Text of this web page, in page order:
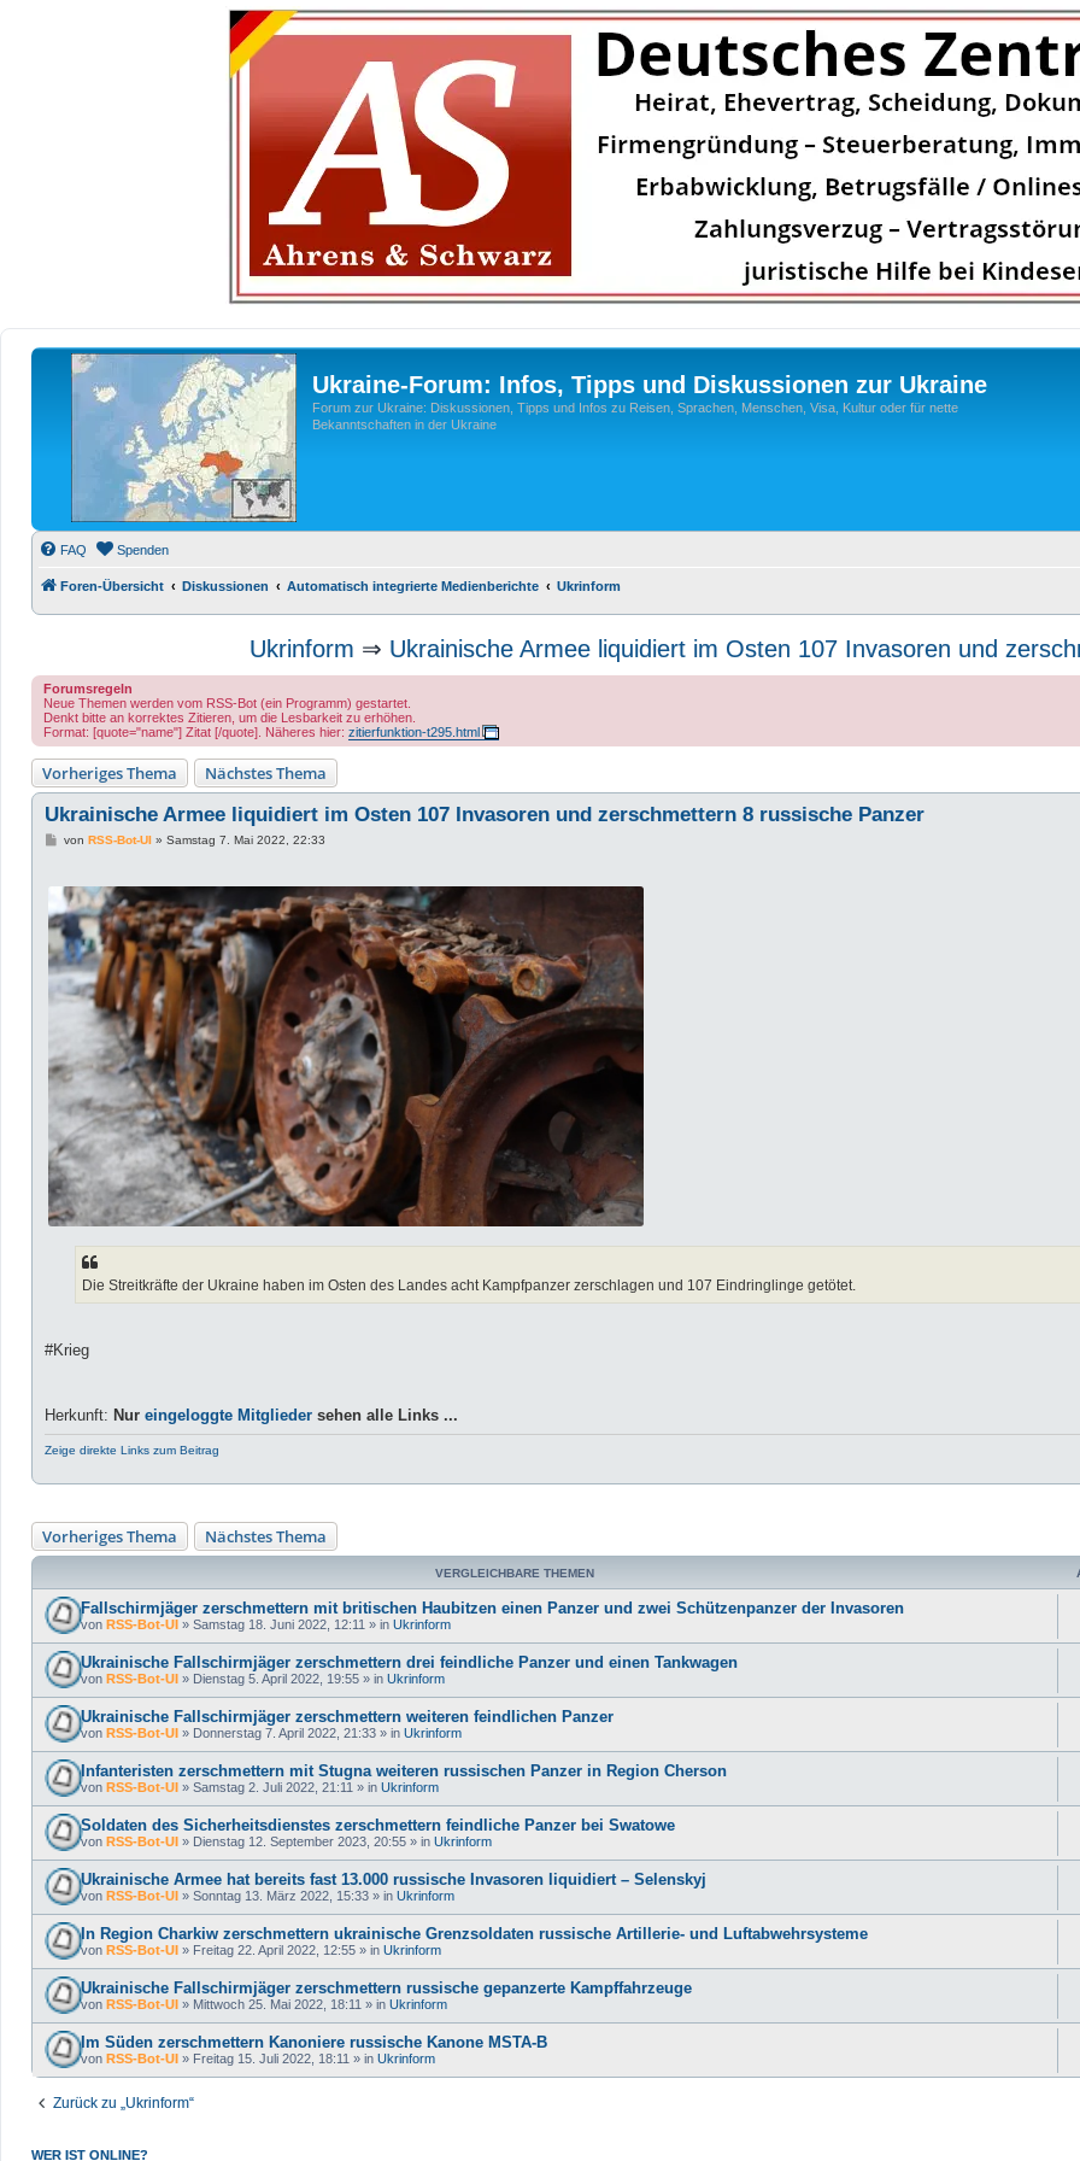
Ukraine-Forum: Infos, Tipps und Diskussionen zur Ukraine
Forum zur Ukraine: Diskussionen, Tipps und Infos zu Reisen, Sprachen, Menschen, Visa, Kultur oder für nette
Bekanntschaften in der Ukraine
FAQ Spenden
Foren-Übersicht Diskussionen Automatisch integrierte Medienberichte Ukrinform
Ukrinform ⇒ Ukrainische Armee liquidiert im Osten 107 Invasoren und
Forumsregeln
Neue Themen werden vom RSS-Bot (ein Programm) gestartet.
Denkt bitte an korrektes Zitieren, um die Lesbarkeit zu erhöhen.
Format: [quote="name"] Zitat [/quote]. Näheres hier: zitierfunktion-t295.html
Vorheriges Thema Nächstes Thema
Ukrainische Armee liquidiert im Osten 107 Invasoren und zerschmettern 8 russische Panzer
B
a
g
von RSS-Bot-UI» Samstag 7. Mai 2022, 22:33
Die Streitkräfte der Ukraine haben im Osten des Landes acht Kampfpanzer zerschlagen und 107 Eindringlinge getötet.
#Krieg
Herkunft: Nur eingeloggte Mitglieder sehen alle Links ...
Zeige direkte Links zum Beitrag
Vorheriges Thema Nächstes Thema
VERGLEICHBARE THEMEN
Fallschirmjäger zerschmettern mit britischen Haubitzen einen Panzer und zwei Schützenpanzer der Invasoren
von RSS-Bot-UI » Samstag 18. Juni 2022, 12:11 » in Ukrinform
Ukrainische Fallschirmjäger zerschmettern drei feindliche Panzer und einen Tankwagen
von RSS-Bot-UI » Dienstag 5. April 2022, 19:55 » in Ukrinform
Ukrainische Fallschirmjäger zerschmettern weiteren feindlichen Panzer
von RSS-Bot-UI » Donnerstag 7. April 2022, 21:33 » in Ukrinform
Infanteristen zerschmettern mit Stugna weiteren russischen Panzer in Region Cherson
von RSS-Bot-UI » Samstag 2. Juli 2022, 21:11 » in Ukrinform
Soldaten des Sicherheitsdienstes zerschmettern feindliche Panzer bei Swatowe
von RSS-Bot-UI » Dienstag 12. September 2023, 20:55 » in Ukrinform
Ukrainische Armee hat bereits fast 13.000 russische Invasoren liquidiert – Selenskyj
von RSS-Bot-UI » Sonntag 13. März 2022, 15:33 » in Ukrinform
In Region Charkiw zerschmettern ukrainische Grenzsoldaten russische Artillerie- und Luftabwehrsysteme
von RSS-Bot-UI » Freitag 22. April 2022, 12:55 » in Ukrinform
Ukrainische Fallschirmjäger zerschmettern russische gepanzerte Kampffahrzeuge
von RSS-Bot-UI » Mittwoch 25. Mai 2022, 18:11 » in Ukrinform
Im Süden zerschmettern Kanoniere russische Kanone MSTA-B
von RSS-Bot-UI » Freitag 15. Juli 2022, 18:11 » in Ukrinform
Zurück zu „Ukrinform“
WER IST ONLINE?